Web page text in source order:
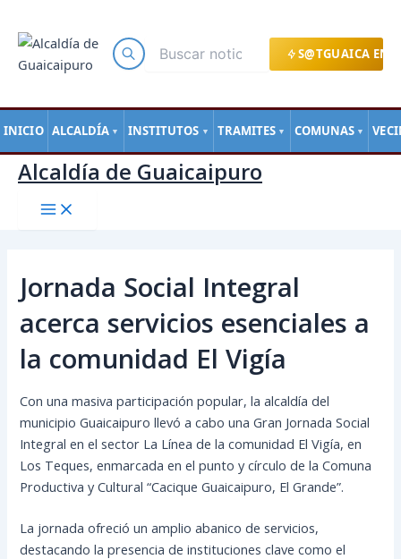
S@TGUAICA EN
INICIO ALCALDÍA ▼ INSTITUTOS ▼ TRAMITES ▼ COMUNAS ▼
contenido
Alcaldía de Guaicaipuro
Jornada Social Integral
acerca servicios esenciales a
la comunidad El Vigía
Con una masiva participación popular, la alcaldía del
municipio Guaicaipuro llevó a cabo una Gran Jornada Social
Integral en el sector La Línea de la comunidad El Vigía, en
Los Teques, enmarcada en el punto y círculo de la Comuna
Productiva y Cultural “Cacique Guaicaipuro, El Grande”.
La jornada ofreció un amplio abanico de servicios,
destacando la presencia de instituciones clave como el
de
entradas